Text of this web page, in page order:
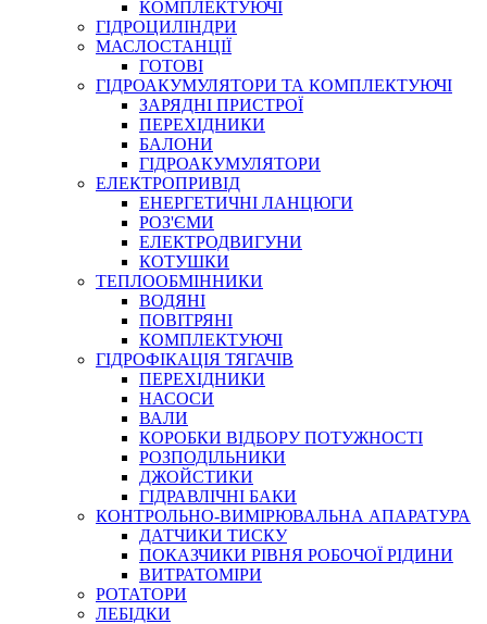
СПЕЦІАЛЬНІ
ГЕРМЕТИКИ
КЛЕЇ, ЦЕМЕНТИ, ЕПОКСИДКИ
РЕМОНТ ГІДРОЦИЛІНДРІВ
БОРЕКС, ЕО
КОМПЛЕКТУЮЧІ
ГІДРОЦИЛІНДРИ
МАСЛОСТАНЦІЇ
ГОТОВІ
ГІДРОАКУМУЛЯТОРИ ТА КОМПЛЕКТУЮЧІ
ЗАРЯДНІ ПРИСТРОЇ
ПЕРЕХІДНИКИ
БАЛОНИ
ГІДРОАКУМУЛЯТОРИ
ЕЛЕКТРОПРИВІД
ЕНЕРГЕТИЧНІ ЛАНЦЮГИ
РОЗ'ЄМИ
ЕЛЕКТРОДВИГУНИ
КОТУШКИ
ТЕПЛООБМІННИКИ
ВОДЯНІ
ПОВІТРЯНІ
КОМПЛЕКТУЮЧІ
ГІДРОФІКАЦІЯ ТЯГАЧІВ
ПЕРЕХІДНИКИ
НАСОСИ
ВАЛИ
КОРОБКИ ВІДБОРУ ПОТУЖНОСТІ
РОЗПОДІЛЬНИКИ
ДЖОЙСТИКИ
ГІДРАВЛІЧНІ БАКИ
КОНТРОЛЬНО-ВИМІРЮВАЛЬНА АПАРАТУРА
ДАТЧИКИ ТИСКУ
ПОКАЗЧИКИ РІВНЯ РОБОЧОЇ РІДИНИ
ВИТРАТОМІРИ
РОТАТОРИ
ЛЕБІДКИ